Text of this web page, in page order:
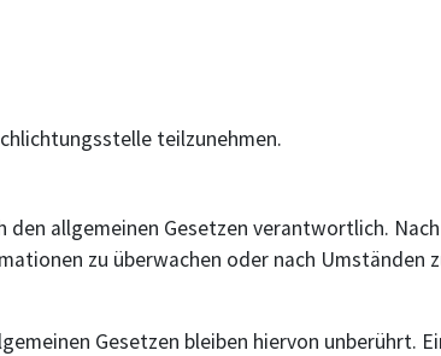
teilzunehmen.
allgemeinen Gesetzen verantwortlich.
zu überwachen oder nach Umständen
Gesetzen bleiben hiervon unberührt.